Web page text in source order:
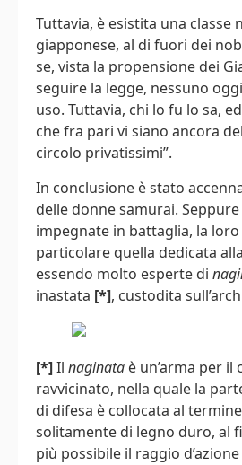
Tuttavia, è esistita una classe
giapponese, al di fuori dei
se, vista la propensione dei
seguire la legge, nessuno
uso. Tuttavia, chi lo fu lo sa,
che fra pari vi siano ancora
circolo privatissimi”.
In conclusione è stato
delle donne samurai.
impegnate in battaglia, la
particolare quella dedicata
essendo molto esperte di
inastata [*], custodita
[*]Il naginata è un’arma per
ravvicinato, nella quale la
di difesa è collocata al termine
solitamente di legno duro, al
più possibile il raggio